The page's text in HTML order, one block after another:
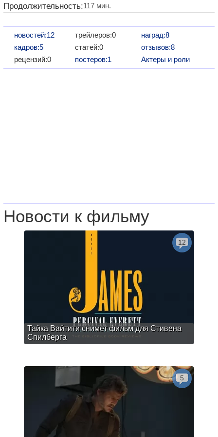
Продолжительность:117 мин.
новостей:12
кадров:5
рецензий:0
трейлеров:0
статей:0
постеров:1
наград:8
отзывов:8
Актеры и роли
Новости к фильму
Тайка Вайтити снимет фильм для Стивена
Спилберга
12
5